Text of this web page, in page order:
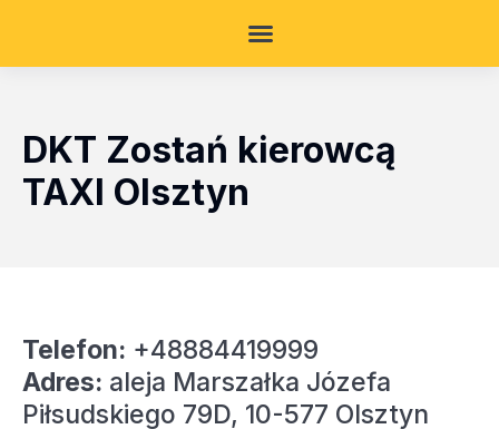
DKT Zostań kierowcą
TAXI Olsztyn
Telefon: +48884419999
Adres: aleja Marszałka Józefa
Piłsudskiego 79D, 10-577 Olsztyn